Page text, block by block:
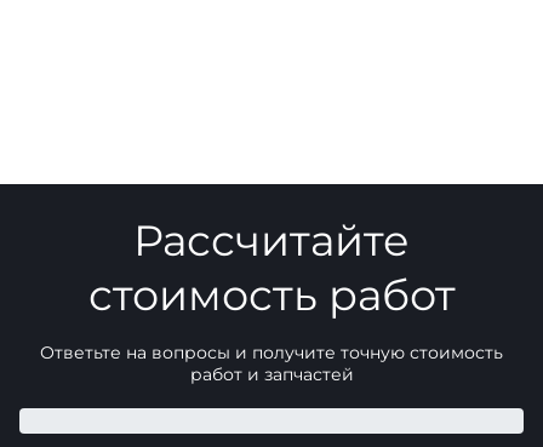
Рассчитайте
стоимость работ
Ответьте на вопросы и получите точную стоимость
работ и запчастей